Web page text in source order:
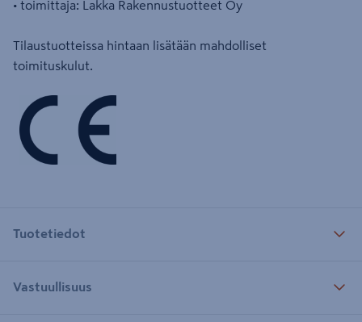
• toimittaja: Lakka Rakennustuotteet Oy
Tilaustuotteissa hintaan lisätään mahdolliset
toimituskulut.
Tuotetiedot
Vastuullisuus